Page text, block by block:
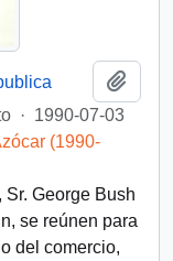
· 1990-07-03
(1990-
George Bush
se reúnen para
del comercio,